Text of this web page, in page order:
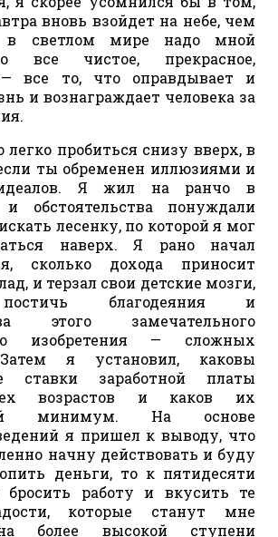
вновь взойдет на небе, чем
светлом мире надо мной
все чистое, прекрасное,
— все то, что оправдывает и
и вознаграждает человека за
легко пробиться снизу вверх, в
ты обременен иллюзиями и
Я жил на ранчо в
обстоятельства понуждали
лесенку, по которой я мог
наверх. Я рано начал
сколько дохода приносит
и терзал свои детские мозги,
благодеяния и
этого замечательного
изобретения — сложных
я установил, каковы
ставки заработной платы
возрастов и каков их
минимум. На основе
я пришел к выводу, что
начну действовать и буду
деньги, то к пятидесяти
работу и вкусить те
которые станут мне
более высокой ступени